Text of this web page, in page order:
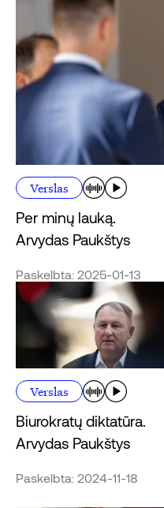
Verslas
Per minų lauką.
Arvydas Paukštys
Paskelbta: 2025-01-13
Verslas
Biurokratų diktatūra.
Arvydas Paukštys
Paskelbta: 2024-11-18